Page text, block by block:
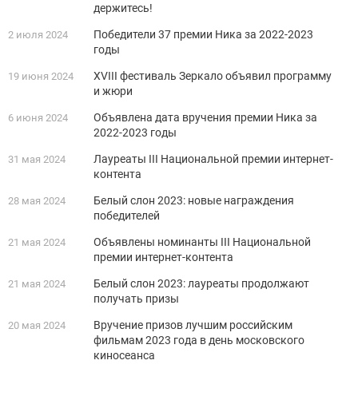
держитесь!
2 июля 2024
Победители 37 премии Ника за 2022-2023
годы
19 июня 2024
XVIII фестиваль Зеркало объявил программу
и жюри
6 июня 2024
Объявлена дата вручения премии Ника за
2022-2023 годы
31 мая 2024
Лауреаты III Национальной премии интернет-
контента
28 мая 2024
Белый слон 2023: новые награждения
победителей
21 мая 2024
Объявлены номинанты III Национальной
премии интернет-контента
21 мая 2024
Белый слон 2023: лауреаты продолжают
получать призы
20 мая 2024
Вручение призов лучшим российским
фильмам 2023 года в день московского
киносеанса